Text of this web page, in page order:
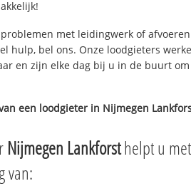
met leidingwerk of
hulp, bel ons. Onze loodgieters
en zijn elke dag bij u in de buurt
een loodgieter in Nijmegen
Nijmegen Lankforsthelpt u
van: